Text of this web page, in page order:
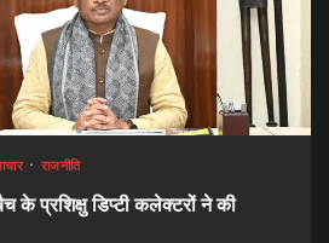
राजनीति
के प्रशिक्षु डिप्टी कलेक्टरों ने की